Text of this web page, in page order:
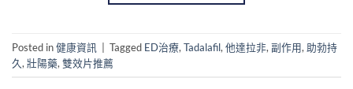
Posted in健康資訊 | Tagged ED治療, Tadalafil, 他達拉非, 副作用, 助勃持
久, 壯陽藥, 雙效片推薦